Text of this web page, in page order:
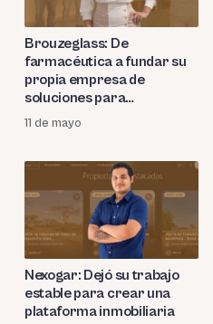
Brouzeglass: De
farmacéutica a fundar su
propia empresa de
soluciones para
construcción que busca
consolidarse en el norte del
11 de mayo
Nexogar: Dejó su trabajo
estable para crear una
plataforma inmobiliaria